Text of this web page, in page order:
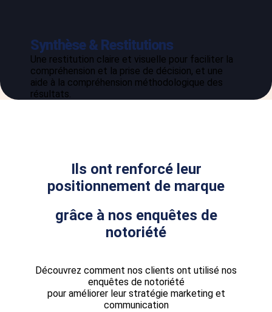
Synthèse & Restitutions
Une restitution claire et visuelle pour faciliter la
compréhension et la prise de décision, et une
aide à la compréhension méthodologique des
résultats.
Ils ont renforcé leur
positionnement de marque
grâce à nos enquêtes de
notoriété
Découvrez comment nos clients ont utilisé nos
enquêtes de notoriété
pour améliorer leur stratégie marketing et
communication